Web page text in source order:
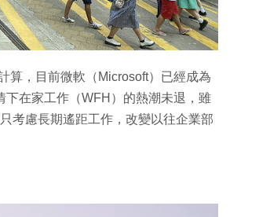
算，目前微軟（Microsoft）已經成為
在家工作（WFH）的熱潮未退，雖
考慮長期遙距工作，改變以往企業部